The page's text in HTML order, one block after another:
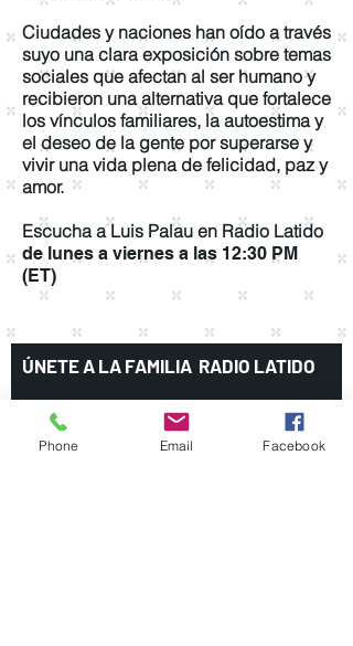
Ciudades y naciones han oído a través
suyo una clara exposición sobre temas
sociales que afectan al ser humano y
recibieron una alternativa que fortalece
los vínculos familiares, la autoestima y
el deseo de la gente por superarse y
vivir una vida plena de felicidad, paz y
amor.
Escucha a Luis Palau en Radio Latido
de lunes a viernes a las 12:30 PM
(ET)
ÚNETE A LA FAMILIA RADIO LATIDO
Phone Email Facebook